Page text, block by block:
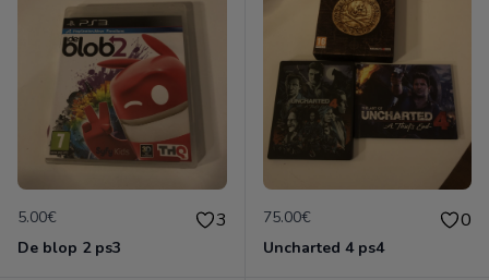
5.00€ 3
De blop 2 ps3
75.00€ 0
Uncharted 4 ps4